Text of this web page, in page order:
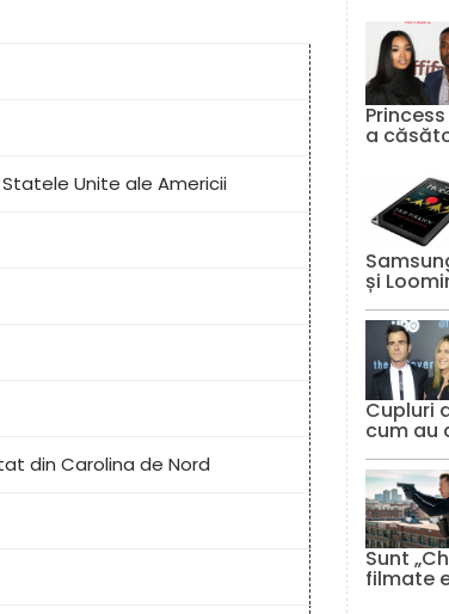
Unite ale Americii
din Carolina de Nord
a
și
Cupluri
cum au
Sunt
filmate